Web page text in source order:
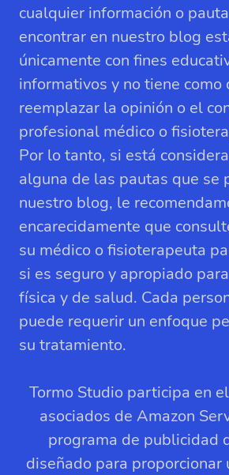
cualquier información o
encontrar en nuestro blog
únicamente con fines
informativos y no tiene como
reemplazar la opinión o el
profesional médico o
Por lo tanto, si está
alguna de las pautas que se
nuestro blog, le
encarecidamente que
su médico o fisioterapeuta
si es seguro y apropiado
física y de salud. Cada
puede requerir un enfoque
su tratamiento.
Tormo Studio participa en
asociados de Amazon
programa de publicidad
diseñado para proporcionar